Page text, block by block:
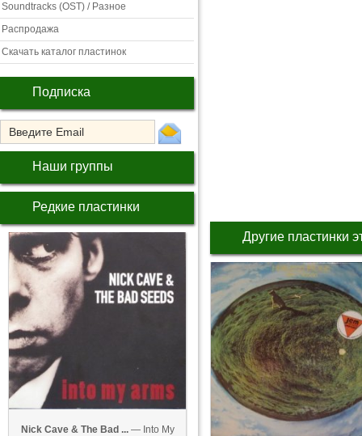
Soundtracks (OST) / Разное
Распродажа
Скачать каталог пластинок
Подписка
Наши группы
Редкие пластинки
Nick Cave & The Bad ...— Into My
Другие пластинки